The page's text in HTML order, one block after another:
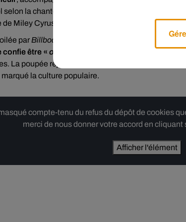
selon la chanteuse. Entièrement articulée, cette
Miley Cyrus, devenue au fil des années l'une des
par Billboard
et relayée sur ses réseaux
confie être « obsédée
La poupée rejoint ainsi la prestigieuse collection
la culture populaire.
compte-tenu du refus du dépôt de cookies
merci de nous donner votre accord en cliquant
Afficher l'élément